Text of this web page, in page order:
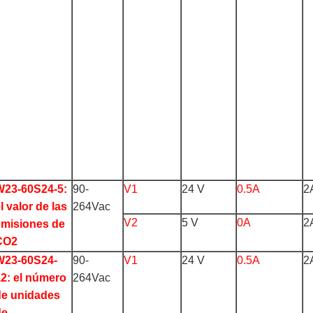
60S24-5:
valor de las
de
90-
264Vac
V1 24 V 0.5A
V2 5 V 0A
60S24-
el número
unidades
90-
264Vac
V1 24 V 0.5A